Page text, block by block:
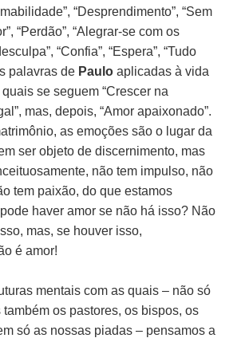
“Desprendimento”, “Sem
“Perdão”, “Alegrar-se com os
“Confia”, “Espera”, “Tudo
palavras de Paulo aplicadas à vida
se seguem “Crescer na
mas, depois, “Amor apaixonado”.
as emoções são o lugar da
ser objeto de discernimento, mas
não tem impulso, não
tem paixão, do que estamos
haver amor se não há isso? Não
mas, se houver isso,
é amor!
mentais com as quais – não só
também os pastores, os bispos, os
só as nossas piadas – pensamos a